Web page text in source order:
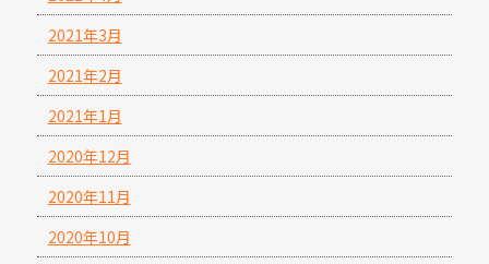
2021年3月
2021年2月
2021年1月
2020年12月
2020年11月
2020年10月